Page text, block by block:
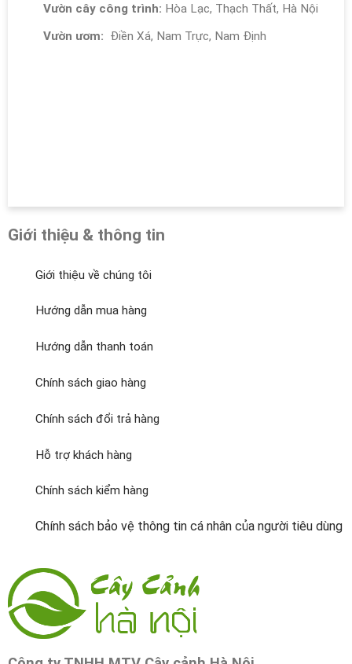
Vườn cây công trình: Hòa Lạc, Thạch Thất, Hà Nội
Vườn ươm: Điền Xá, Nam Trực, Nam Định
Giới thiệu & thông tin
Giới thiệu về chúng tôi
Hướng dẫn mua hàng
Hướng dẫn thanh toán
Chính sách giao hàng
Chính sách đổi trả hàng
Hỗ trợ khách hàng
Chính sách kiểm hàng
Chính sách bảo vệ thông tin cá nhân của người tiêu dùng